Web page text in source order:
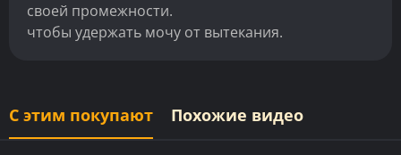
своей промежности.
чтобы удержать мочу от вытекания.
С этим покупают Похожие видео